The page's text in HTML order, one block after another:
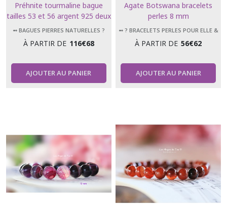
Préhnite tourmaline bague
tailles 53 et 56 argent 925 deux
modèles proposés
➻ BAGUES PIERRES NATURELLES ?
À PARTIR DE 116€68
AJOUTER AU PANIER
Agate Botswana bracelets
perles 8 mm
➻ ? BRACELETS PERLES POUR ELLE &
À PARTIR DE 56€62
AJOUTER AU PANIER